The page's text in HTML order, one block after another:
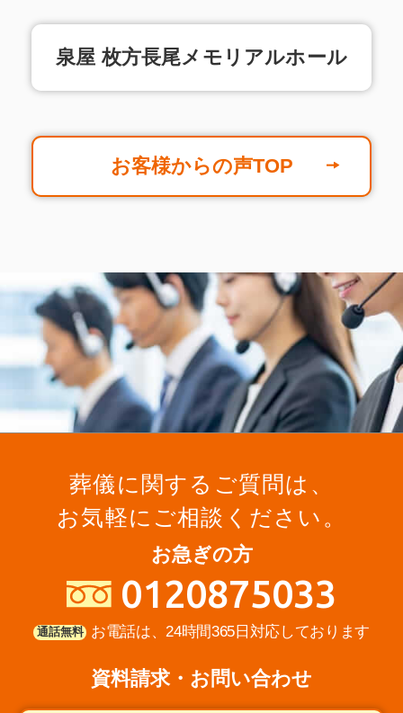
泉屋 枚方長尾メモリアルホール
お客様からの声TOP
葬儀に関するご質問は、
お気軽にご相談ください。
お急ぎの方
0120875033
通話無料 お電話は、24時間365日対応しております
資料請求・お問い合わせ